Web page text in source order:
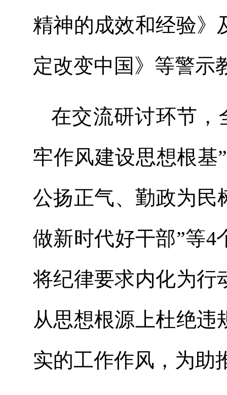
精神的成效和经验》
定改变中国》等警示
在交流研讨环节，
牢作风建设思想根基
公扬正气、勤政为民
做新时代好干部”等
将纪律要求内化为行
从思想根源上杜绝违
实的工作作风，为助